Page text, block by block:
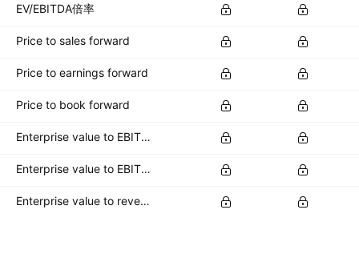
EV/EBITDA倍率
Price to sales forward
Price to earnings forward
Price to book forward
Enterprise value to EBITDA forward
Enterprise value to EBIT forward
Enterprise value to revenue forward